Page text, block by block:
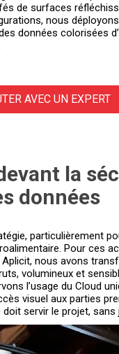
de surfaces
nous
données colorisées
AVEC UN EXPERT
la
données
particulièrement
Pour ces
nous avons
volumineux et
l’usage du Cloud
visuel aux parties
servir le projet,